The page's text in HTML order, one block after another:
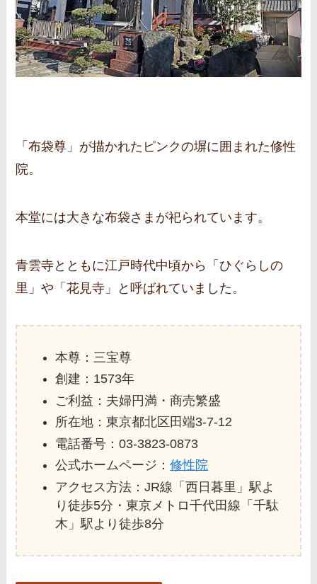
「布袋尊」が描かれたピンクの塀に囲まれた修性
院。
本堂には大きな布袋さまが祀られています。
青雲寺とともに江戸時代中頃から「ひぐらしの
里」や「花見寺」と呼ばれていました。
本尊：三宝尊
創建：1573年
ご利益：夫婦円満・商売繁盛
所在地：東京都北区田端3‐7‐12
電話番号：03-3823-0873
公式ホームページ：修性院
アクセス方法：JR線「西日暮里」駅よ
り徒歩5分・東京メトロ千代田線「千駄
木」駅より徒歩8分